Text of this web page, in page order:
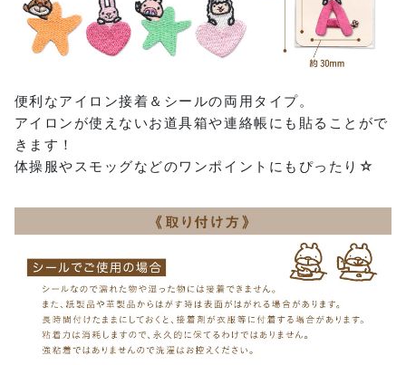
便利なアイロン接着＆シールの両用タイプ。
アイロンが使えないお道具箱や連絡帳にも貼ることがで
きます！
体操服やスモッグなどのワンポイントにもぴったり☆